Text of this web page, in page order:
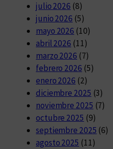
julio 2026 (8)
junio 2026 (5)
mayo 2026 (10)
abril 2026 (11)
marzo 2026 (7)
febrero 2026 (5)
enero 2026 (2)
diciembre 2025 (3)
noviembre 2025 (7)
octubre 2025 (9)
septiembre 2025 (6)
agosto 2025 (11)